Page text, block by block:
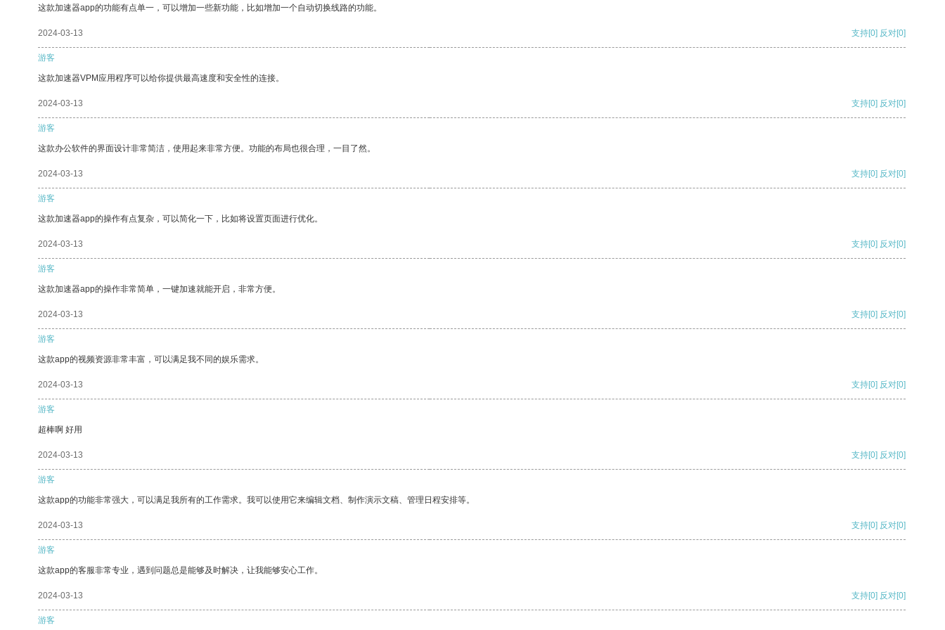
这款加速器app的功能有点单一，可以增加一些新功能，比如增加一个自动切换线路的功能。
2024-03-13 支持[0] 反对[0]
游客
这款加速器VPM应用程序可以给你提供最高速度和安全性的连接。
2024-03-13 支持[0] 反对[0]
游客
这款办公软件的界面设计非常简洁，使用起来非常方便。功能的布局也很合理，一目了然。
2024-03-13 支持[0] 反对[0]
游客
这款加速器app的操作有点复杂，可以简化一下，比如将设置页面进行优化。
2024-03-13 支持[0] 反对[0]
游客
这款加速器app的操作非常简单，一键加速就能开启，非常方便。
2024-03-13 支持[0] 反对[0]
游客
这款app的视频资源非常丰富，可以满足我不同的娱乐需求。
2024-03-13 支持[0] 反对[0]
游客
超棒啊 好用
2024-03-13 支持[0] 反对[0]
游客
这款app的功能非常强大，可以满足我所有的工作需求。我可以使用它来编辑文档、制作演示文稿、管理日程安排等。
2024-03-13 支持[0] 反对[0]
游客
这款app的客服非常专业，遇到问题总是能够及时解决，让我能够安心工作。
2024-03-13 支持[0] 反对[0]
游客